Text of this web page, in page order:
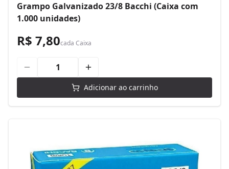
Grampo Galvanizado 23/8 Bacchi (Caixa com
1.000 unidades)
R$ 7,80cada Caixa
Adicionar ao carrinho